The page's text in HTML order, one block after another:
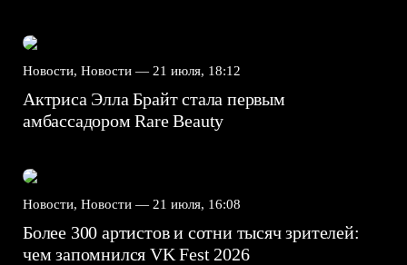
Новости, Новости — 21 июля, 18:12
Актриса Элла Брайт стала первым
амбассадором Rare Beauty
Новости, Новости — 21 июля, 16:08
Более 300 артистов и сотни тысяч зрителей:
чем запомнился VK Fest 2026